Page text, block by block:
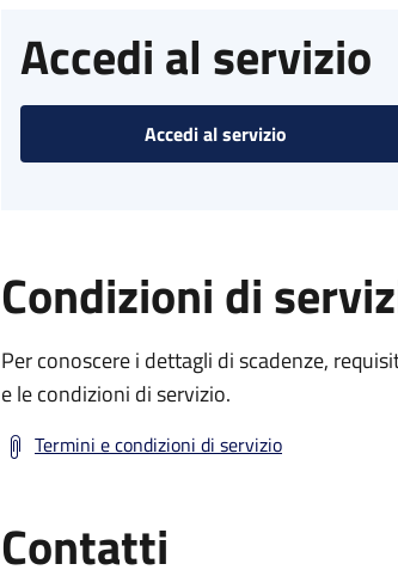
Accedi al servizio
Accedi al servizio
Condizioni di
Per conoscere i dettagli di scadenze,
e le condizioni di servizio.
Termini e condizioni di servizio
Contatti